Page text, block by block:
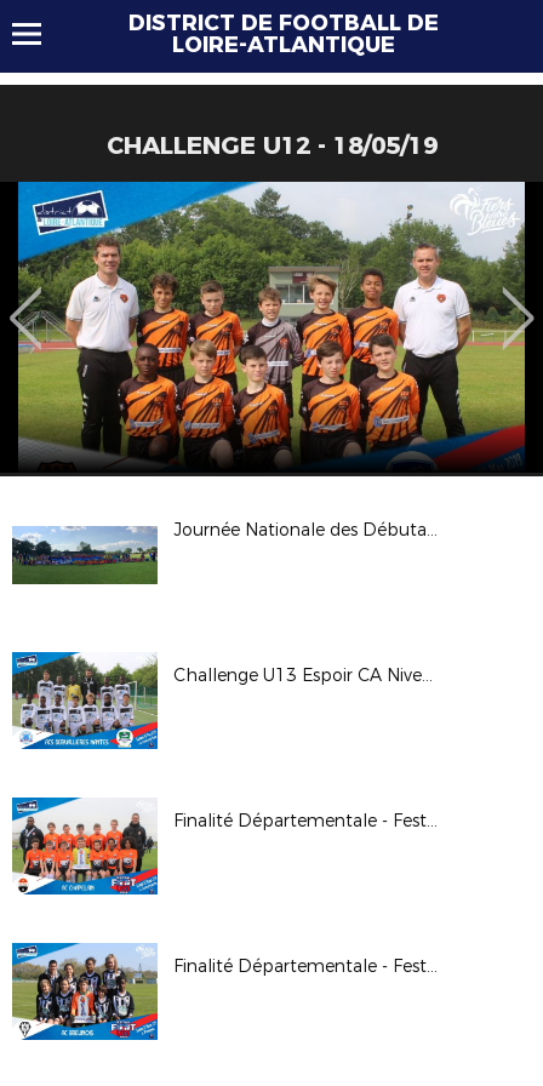
DISTRICT DE FOOTBALL DE
LOIRE-ATLANTIQUE
CHALLENGE U12 - 18/05/19
Journée Nationale des Débutants 2019 (JND)
Challenge U13 Espoir CA Niveau Or - 18/05/19
Finalité Départementale - Festival Foot U13 M - 06/04/19
Finalité Départementale - Festival Foot U13 F - 30/0319